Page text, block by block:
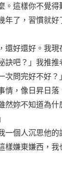
這樣你不覺得
年了，習慣就
還好還好。我現
訣吧？」我推推
次問完好不好
情，像日昇日
然妳不知道為
一個人沉思他
樣嫌東嫌西，